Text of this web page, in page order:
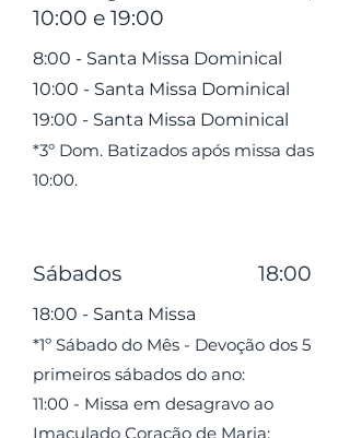
10:00 e 19:00
8:00 - Santa Missa Dominical
10:00 - Santa Missa Dominical
19:00 - Santa Missa Dominical
*3º Dom. Batizados após missa das
10:00.
Sábados 18:00
18:00 - Santa Missa
*1º Sábado do Mês - Devoção dos 5
primeiros sábados do ano:
11:00 - Missa em desagravo ao
Imaculado Coração de Maria;